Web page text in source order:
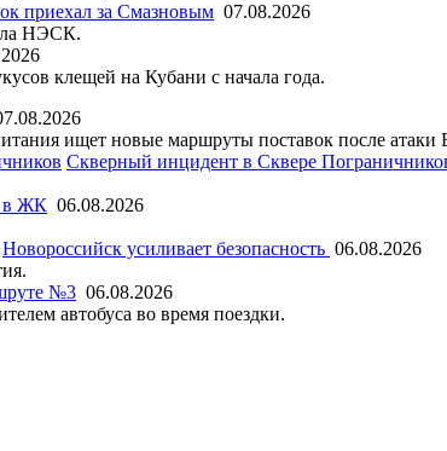
приехал за Смазновым 07.08.2026
НЭСК.
клещей на Кубани с начала года.
ищет новые маршруты поставок после
Скверный инцидент в Сквере
в ЖК 06.08.2026
Новороссийск усиливает безопасность 06.08.2026
№3 06.08.2026
автобуса во время поездки.